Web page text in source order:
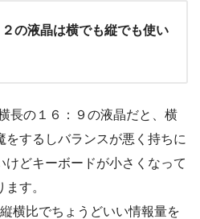
の液晶は横でも縦でも使い
長の１６：９の液晶だと、横
するしバランスが悪く持ちに
けどキーボードが小さくなって
す。
横比でちょうどいい情報量を